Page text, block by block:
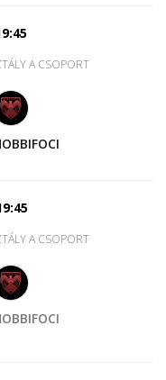
A CSOPORT
A CSOPORT